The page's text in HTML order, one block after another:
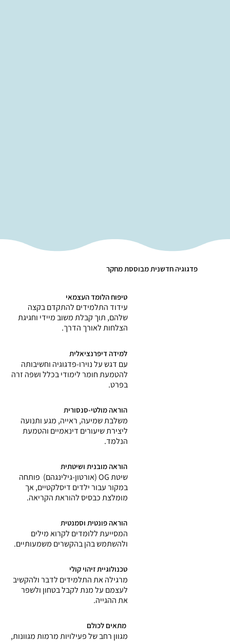
פדגוגיה חדשנית מבוססת מחקר
​הוראה פונטית וסמנטית
המסייעת ללומדים לקרוא מילים
ולהשתמש בהן בהקשרים משמעותיים.
הוראה מולטי-סנסורית
משלבת שמיעה, ראייה, מגע ותנועה
ליצירת שיעורים דינאמיים והטמעת
הנלמד.
הוראה מובנית ושיטתית
שיטת OG (אורטון-גילינגהם) פותחה
במקור עבור ילדים דיסלקטיים, אך
מומלצת כבסיס להוראת הקריאה.
למידה דיפרנציאלית
עם דגש על נוירו-פדגוגיה וחשיבותה
להטמעת חומר לימודי בכלל ושפה זרה
בפרט.
מתאים לכולם
מגוון רחב של פעילויות מרמות מגוונות,
טיפוח הלומד העצמאי
עידוד התלמידים להתקדם בקצה
שלהם, תוך קבלת משוב מיידי וחגיגת
הצלחות לאורך הדרך.
טכנולוגיית זיהוי קולי
מרגילה את התלמידים לדבר ולהקשיב
לעצמם על מנת לקבל בטחון ולשפר
את ההגייה.